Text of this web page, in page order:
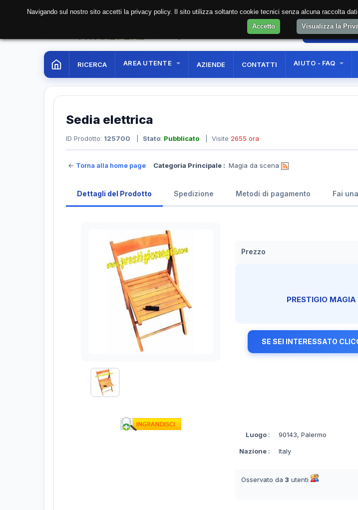
AREA
RICERCA AREA UTENTE AZIENDE CONTATTI AIUTO - FAQ
Sedia elettrica
ID Prodotto: 125700 Stato: Pubblicato | Visite 2655 ora
← Torna alla home page Categoria Principale : Magia da scena
Dettagli del Prodotto Spedizione Metodi di pagamento Fai
Prezzo
PRESTIGIO MAGIA
SE SEI INTERESSATO
Luogo : 90143, Palermo
Nazione : Italy
Osservato da 3 utenti
Navigando sul nostro sito accetti la privacy policy. Il sito utilizza soltanto cookie tecnici senza alcuna raccolta
Accetto
Visualizza la